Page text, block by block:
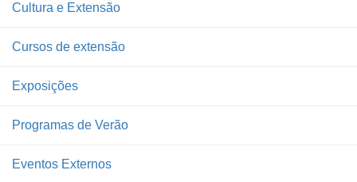
Cultura e Extensão
Cursos de extensão
Exposições
Programas de Verão
Eventos Externos